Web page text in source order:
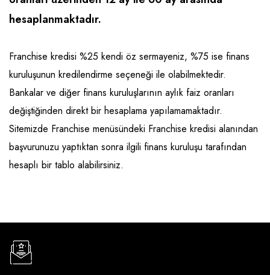
Ev Hizmetleri
Sağlık Güzellik
Turizm - Eğlence
Market FMGC - Katlı Mağaza
Mobilya ve Ev Tekstili
Oyuncak ve Hediyelik
Takı
Yapı Malzemesi - Hırdavat
Gayrimenkul
Gıda ve Sarf Malzemeleri
Güvenlik - Temizlik
Giyim - Aksesuar
Hukuk - Marka - Patent ve Tercüme
Isıtma - Soğutma ve Havalandırma
Lojistik - Kargo ve Kurye
Mobilya Dekorasyon
Proje - İnşaat ve Tesisat
hesaplanmaktadır.
Franchise kredisi %25 kendi öz sermayeniz, %75 ise finans
kuruluşunun kredilendirme seçeneği ile olabilmektedir.
Bankalar ve diğer finans kuruluşlarının aylık faiz oranları
değiştiğinden direkt bir hesaplama yapılamamaktadır.
Sitemizde Franchise menüsündeki Franchise kredisi alanından
başvurunuzu yaptıktan sonra ilgili finans kuruluşu tarafından
hesaplı bir tablo alabilirsiniz.